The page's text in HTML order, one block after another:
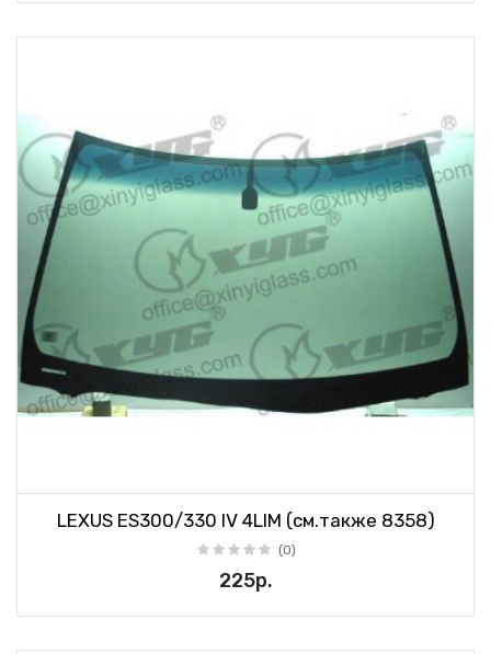
LEXUS ES300/330 IV 4LIM (см.также 8358)
(0)
225р.